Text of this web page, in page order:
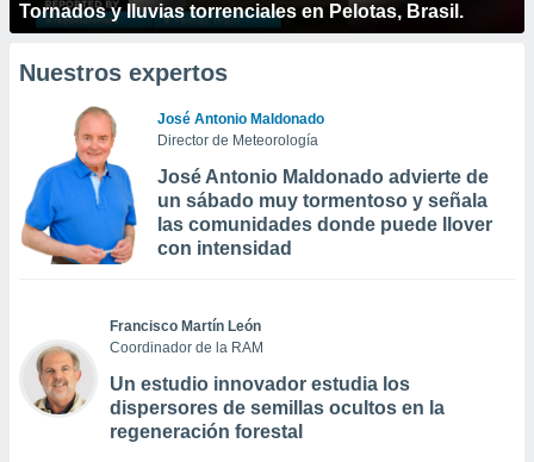
Tornados y lluvias torrenciales en Pelotas, Brasil.
Nuestros expertos
José Antonio Maldonado
Director de Meteorología
José Antonio Maldonado advierte de
un sábado muy tormentoso y señala
las comunidades donde puede llover
con intensidad
Francisco Martín León
Coordinador de la RAM
Un estudio innovador estudia los
dispersores de semillas ocultos en la
regeneración forestal